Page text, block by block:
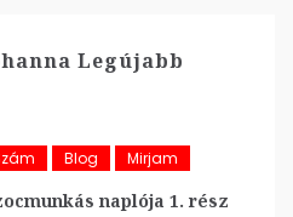
Legújabb
Blog Mirjam
naplója 1. rész